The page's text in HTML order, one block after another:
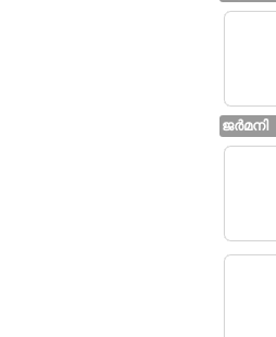
ജര്‍മനി